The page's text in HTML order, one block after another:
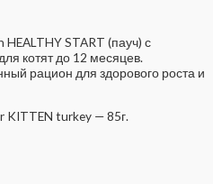
START (пауч) с
котят до 12 месяцев.
рацион для здорового роста и
KITTEN turkey — 85г.